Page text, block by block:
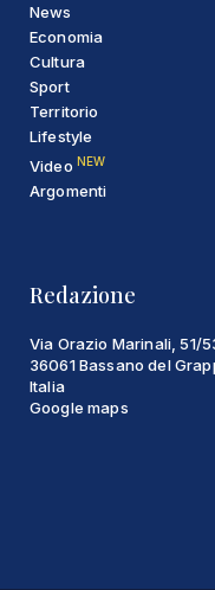
News
Economia
Cultura
Sport
Territorio
Lifestyle
Video NEW
Argomenti
Redazione
Via Orazio Marinali, 51/
36061 Bassano del
Italia
Google maps